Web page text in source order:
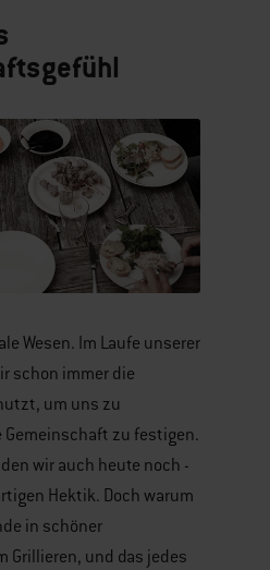
Wesen. Im Laufe unserer
schon immer die
um uns zu
zu festigen.
wir auch heute noch -
Hektik. Doch warum
in schöner
Grillieren, und das jedes